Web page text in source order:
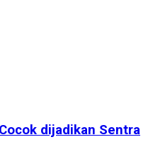
dijadikan Sentra